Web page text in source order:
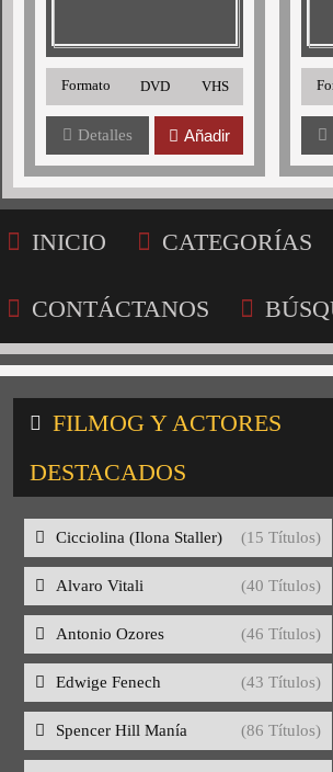
Formato DVD VHS
Detalles Añadir
INICIO CATEGORÍAS
CONTÁCTANOS
FILMOG Y ACTORES
DESTACADOS
Cicciolina (Ilona Staller) (15 Títulos)
Alvaro Vitali (40 Títulos)
Antonio Ozores (46 Títulos)
Edwige Fenech (43 Títulos)
Spencer Hill Manía (86 Títulos)